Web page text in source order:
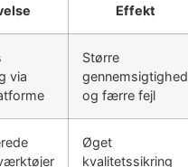
Effekt
via
Større
gennemsigtighed
og færre fejl
Øget
kvalitetssikring